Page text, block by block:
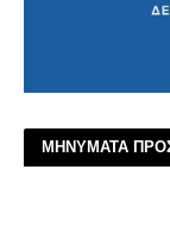
ΜΗΝΥΜΑΤΑ